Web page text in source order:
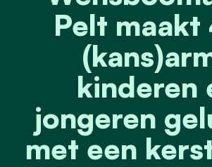
Pelt maakt
kinderen
jongeren
met een